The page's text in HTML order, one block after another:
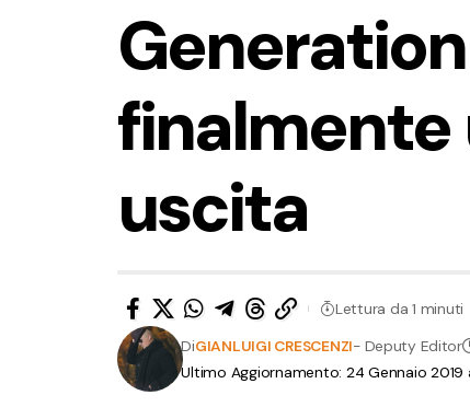
finalmente
uscita
Ultimo Aggiornamento: 24 Gennaio 2019
DiGIANLUIGI CRESCENZI- Deputy Editor
Lettura da 1 minuti